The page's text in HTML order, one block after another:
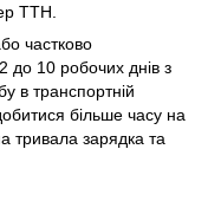
ТТН.
частково
до 10 робочих днів з
в транспортній
більше часу на
тривала зарядка та